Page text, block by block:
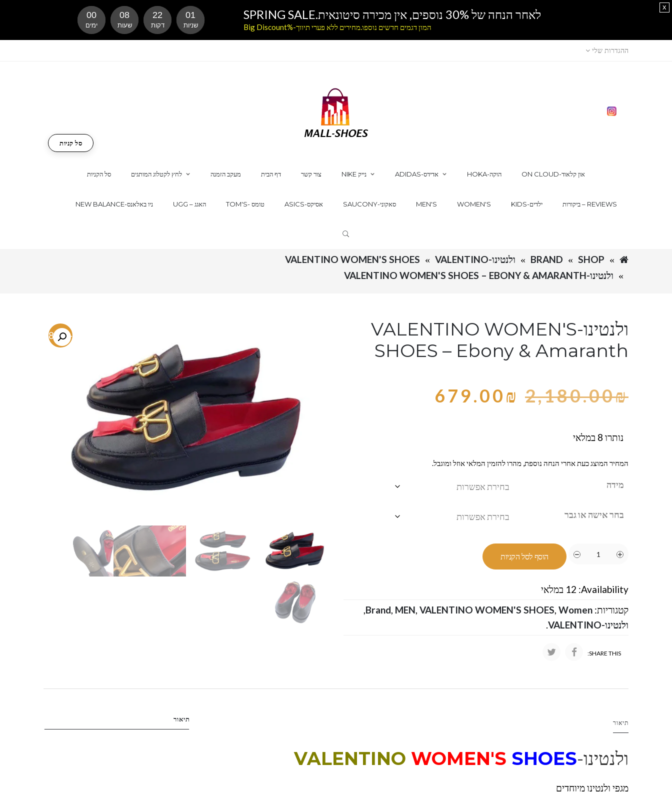
ההגדרות שלי
סל הקניות לחץ לקטלוג המותגים מעקב הזמנה דף הבית צור קשר NIKE נייק ADIDAS-אדידס HOKA-הוקה ON CLOUD-און קלאוד
NEW BALANCE-ניו באלאנס UGG – האגג TOM'S- טומס ASICS-אסיקס SAUCONY-סאקוני MEN'S WOMEN'S KIDS-ילדים ביקורות – REVIEWS
סל קניות
SHOP
BRAND ולנטינו-VALENTINO
VALENTINO WOMEN'S SHOES
ולנטינו-VALENTINO WOMEN'S SHOES – EBONY & AMARANTH
-68.9%
ולנטינו-VALENTINO WOMEN'S
SHOES – Ebony & Amaranth
2,180.00₪
679.00₪
נותרו 8 במלאי
המחיר המוצג כעת אחרי הנחה נוספת, מהרו להזמין המלאי אוזל ומוגבל.
מידה
בחר אישה או גבר
הוסף לסל הקניות
Availability: 12 במלאי
קטגוריות:
Brand, MEN, VALENTINO WOMEN'S SHOES, Women
,
ולנטינו-VALENTINO
.
SHARE THIS:
תיאור תיאור
ולנטינו- VALENTINO WOMEN'S SHOES
מגפי ולנטינו מיוחדים
לאחר הנחה של 30% נוספים, אין מכירה סיטונאית.SPRING SALE
המון דגמים חדשים נוספו.מחירים ללא פערי תיווך-%Big Discount
00
ימים
08
שעות
22
דקות
00
שניות
x